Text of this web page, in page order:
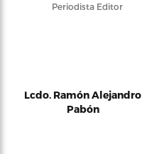
Periodista Editor
Lcdo. Ramón Alejandro
Pabón